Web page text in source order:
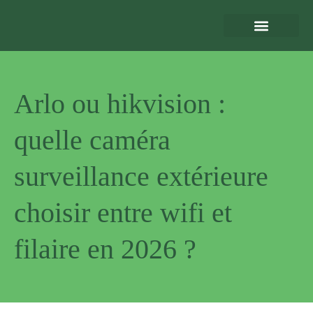
Arlo ou hikvision :
quelle caméra
surveillance extérieure
choisir entre wifi et
filaire en 2026 ?